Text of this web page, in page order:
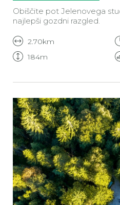
Obiščite pot Jelenovega
najlepši gozdni razgled.
2.70km
184m